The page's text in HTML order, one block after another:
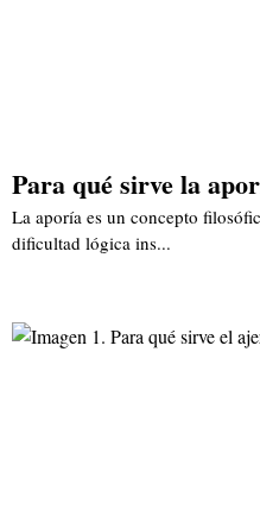
Para qué sirve la
La aporía es un concepto
dificultad lógica ins...